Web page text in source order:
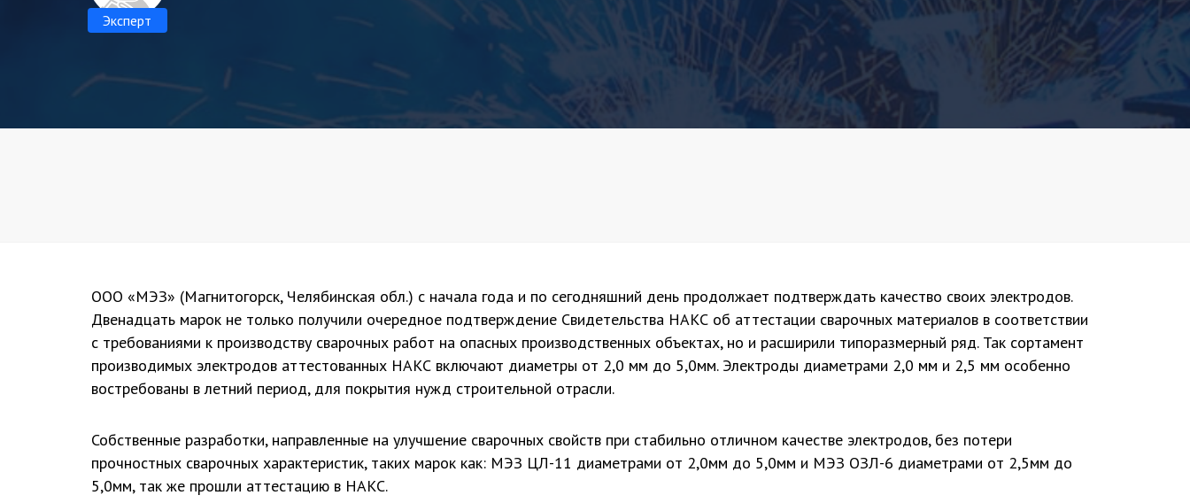
Эксперт
ООО «МЭЗ» (Магнитогорск, Челябинская обл.) с начала года и по сегодняшний день продолжает подтверждать качество своих электродов.
Двенадцать марок не только получили очередное подтверждение Свидетельства НАКС об аттестации сварочных материалов в соответствии
с требованиями к производству сварочных работ на опасных производственных объектах, но и расширили типоразмерный ряд. Так сортамент
производимых электродов аттестованных НАКС включают диаметры от 2,0 мм до 5,0мм. Электроды диаметрами 2,0 мм и 2,5 мм особенно
востребованы в летний период, для покрытия нужд строительной отрасли.
Собственные разработки, направленные на улучшение сварочных свойств при стабильно отличном качестве электродов, без потери
прочностных сварочных характеристик, таких марок как: МЭЗ ЦЛ-11 диаметрами от 2,0мм до 5,0мм и МЭЗ ОЗЛ-6 диаметрами от 2,5мм до
5,0мм, так же прошли аттестацию в НАКС.